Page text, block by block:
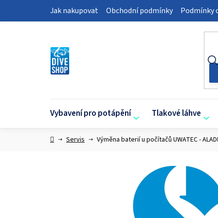
Jak nakupovat Obchodní podmínky Podmínky
Vybavení pro potápění Tlakové láhve
DomůServis Výměna baterií u počítačů UWATEC -